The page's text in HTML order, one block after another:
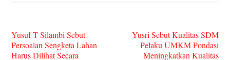
Yusuf T Silambi Sebut
Persoalan Sengketa Lahan
Harus Dilihat Secara
Yusri Sebut Kualitas SDM
Pelaku UMKM Pondasi
Meningkatkan Kualitas